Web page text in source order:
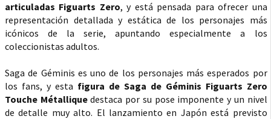
articuladas Figuarts Zero, y está pensada para ofrecer una
representación detallada y estática de los personajes más
icónicos de la serie, apuntando especialmente a los
coleccionistas adultos.
Saga de Géminis es uno de los personajes más esperados por
los fans, y esta figura de Saga de Géminis Figuarts Zero
Touche Métalliquedestaca por su pose imponente y un nivel
de detalle muy alto. El lanzamiento en Japón está previsto